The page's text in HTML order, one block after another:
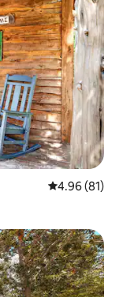
คะแนนเฉลี่ย
4.96 (81)